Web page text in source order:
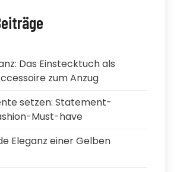
Das Einstecktuch als
zum Anzug
setzen: Statement-
Must-have
Eleganz einer Gelben